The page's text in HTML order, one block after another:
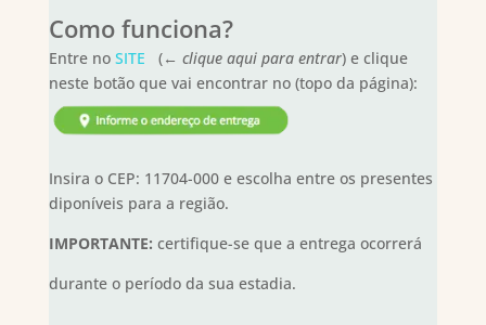
Como funciona?
Entre no SITE (← clique aqui para entrar) e clique
neste botão que vai encontrar no (topo da página):
Insira o CEP: 11704-000 e escolha entre os presentes
diponíveis para a região.
IMPORTANTE: certifique-se que a entrega ocorrerá
durante o período da sua estadia.